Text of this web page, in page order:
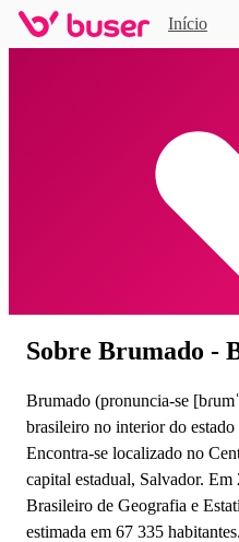
Início
Home
Sobre Brumado -
Brumado (pronuncia-se
brasileiro no interior do
Encontra-se localizado no
capital estadual, Salvador.
Brasileiro de Geografia e
estimada em 67 335